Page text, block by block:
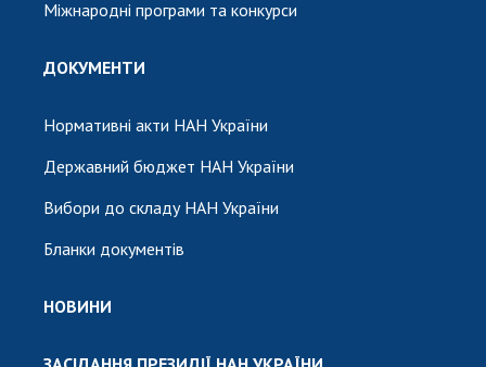
Міжнародні програми та конкурси
ДОКУМЕНТИ
Нормативні акти НАН України
Державний бюджет НАН України
Вибори до складу НАН України
Бланки документів
НОВИНИ